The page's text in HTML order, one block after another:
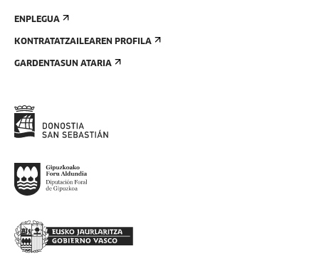
ENPLEGUA
KONTRATATZAILEAREN PROFILA
GARDENTASUN ATARIA